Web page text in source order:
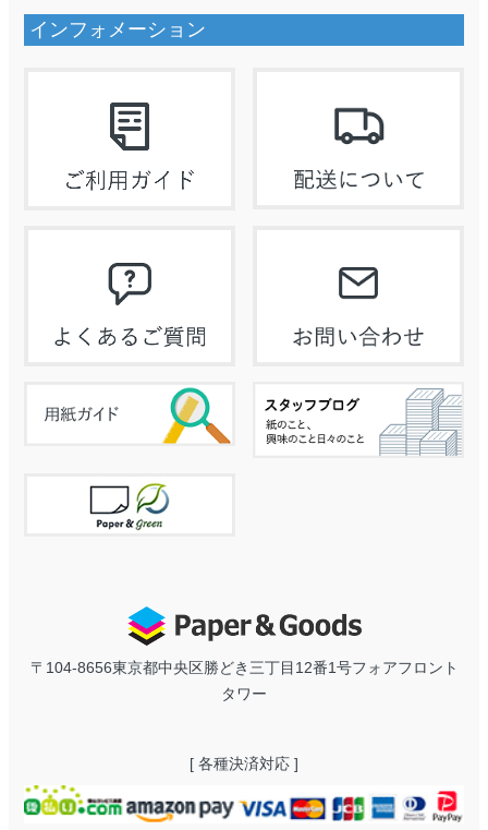
インフォメーション
〒104-8656東京都中央区勝どき三丁目12番1号フォアフロント
タワー
[ 各種決済対応 ]